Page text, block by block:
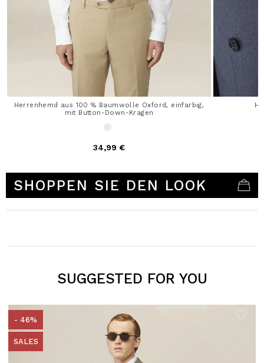
Herrenhemd aus 100 % Baumwolle Oxford, einfarbig,
mit Button-Down-Kragen
34,99 €
SHOPPEN SIE DEN LOOK
SUGGESTED FOR YOU
- 46%
SALES